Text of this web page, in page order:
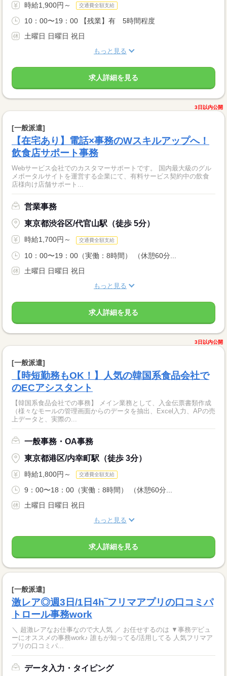
時給1,900円～ 交通費全額支給
10：00〜19：00 【残業】有 5時間程度
土曜日 日曜日 祝日
もっと見る
求人詳細を見る
3日以内公開
[一般派遣]
【在宅あり】電話×事務のWスキルアップへ！
飲食店サポート事務
Webサービス会社でのカスタマーサポートです。 国内最大級のグル
メポータルサイトを運営する企業にて、有料サービス契約中の飲食
店様向け店舗サポート...
営業事務
東京都渋谷区/代官山駅（徒歩 5分）
時給1,700円～ 交通費全額支給
10：00〜19：00（実働：8時間） （休憩60分...
土曜日 日曜日 祝日
もっと見る
求人詳細を見る
3日以内公開
[一般派遣]
【時短勤務もOK！】人気の韓国系食品会社で
のECアシスタント
【韓国系食品会社での事務】 メイン業務として、入金伝票書類作成
（様々なモールの管理画面からのデータを抽出、Excel入力、APの売
上データと、実際の...
一般事務・OA事務
東京都港区/内幸町駅（徒歩 3分）
時給1,800円～ 交通費全額支給
9：00〜18：00（実働：8時間） （休憩60分...
土曜日 日曜日 祝日
もっと見る
求人詳細を見る
[一般派遣]
激レア◎週3日/1日4h‾フリマアプリの口コミパ
トロール事務work
＼ 超激レアなお仕事なので大人気 ／ お任せするのは ▼事務デビュ
ーにオススメの事務work♪ 誰もが知ってる/活用してる 人気フリマア
プリの口コミパ...
データ入力・タイピング